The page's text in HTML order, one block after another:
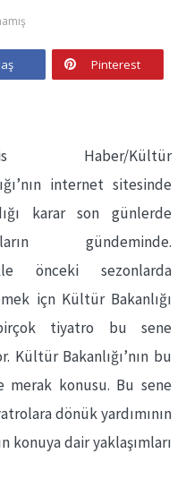
Pinterest
Haber/Kültür
internet sitesinde
karar son günlerde
gündeminde.
önceki sezonlarda
içn Kültür Bakanlığı
tiyatro bu sene
Kültür Bakanlığı’nın bu
merak konusu. Bu sene
dönük yardımının
konuya dair yaklaşımları